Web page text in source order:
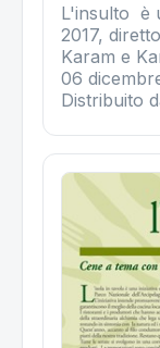
L'insulto è
2017,
Karam e
06
Distribuito